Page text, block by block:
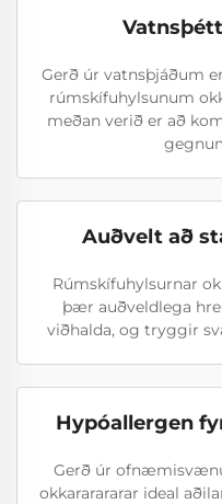
Gerð úr vatnsþjáðum
rúmskífuhylsunum
meðan verið er að
Auðvelt að
Rúmskífuhylsurnar
þær auðveldlega
viðhalda, og tryggir
Hypóallergen
Gerð úr
okkararararar ideal